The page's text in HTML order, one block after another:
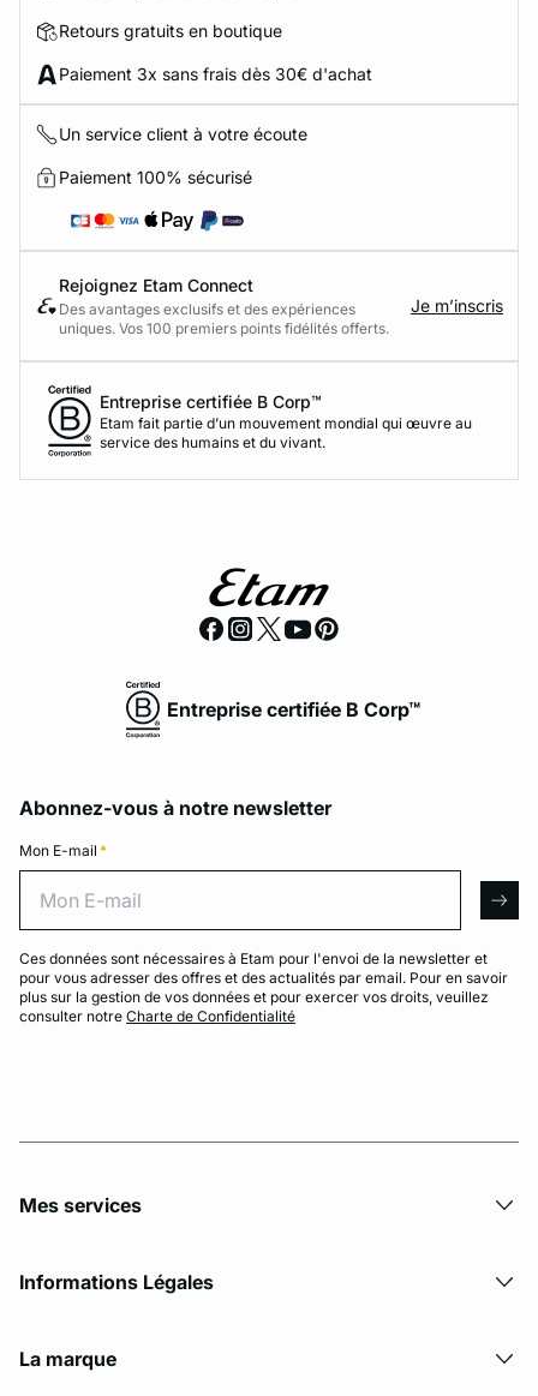
Retours gratuits en boutique
Paiement 3x sans frais dès 30€ d'achat
Un service client à votre écoute
Paiement 100% sécurisé
Rejoignez Etam Connect
Des avantages exclusifs et des expériences
uniques. Vos 100 premiers points fidélités offerts.
Je m’inscris
Entreprise certifiée B Corp™
Etam fait partie d’un mouvement mondial qui œuvre au
service des humains et du vivant.
Entreprise certifiée B Corp™
Abonnez-vous à notre newsletter
Mon E-mail *
Mon E-mail
Ces données sont nécessaires à Etam pour l'envoi de la newsletter et
pour vous adresser des offres et des actualités par email. Pour en savoir
plus sur la gestion de vos données et pour exercer vos droits, veuillez
consulter notre Charte de Confidentialité
Mes services
Informations Légales
La marque